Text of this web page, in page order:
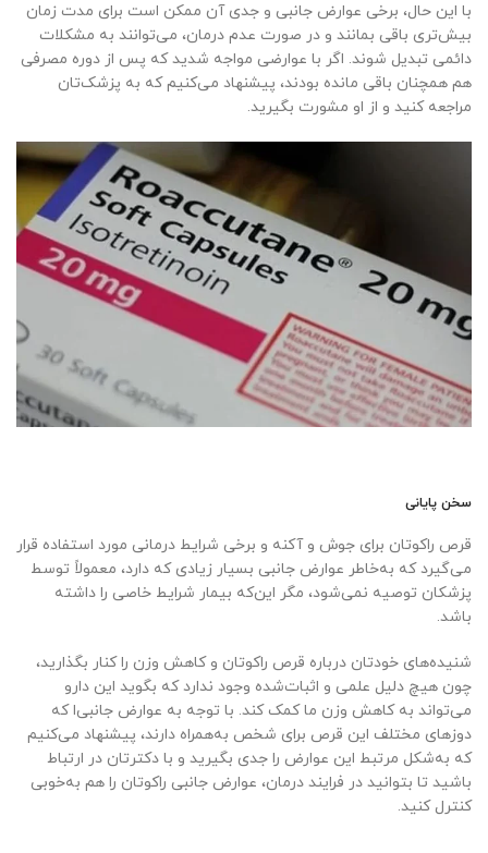
با این حال، برخی عوارض جانبی و جدی آن ممکن است برای مدت زمان
بیش‌تری باقی بمانند و در صورت عدم درمان، می‌توانند به مشکلات
دائمی تبدیل شوند. اگر با عوارضی مواجه شدید که پس از دوره مصرفی
هم همچنان باقی مانده بودند، پیشنهاد می‌کنیم که به پزشک‌تان
مراجعه کنید و از او مشورت بگیرید.
سخن پایانی
قرص راکوتان برای جوش و آکنه و برخی شرایط درمانی مورد استفاده قرار
می‌گیرد که به‌خاطر عوارض جانبی بسیار زیادی که دارد، معمولاً توسط
پزشکان توصیه نمی‌شود، مگر این‌که بیمار شرایط خاصی را داشته
باشد.
شنیده‌های خودتان درباره قرص راکوتان و کاهش وزن را کنار بگذارید،
چون هیچ دلیل علمی و اثبات‌شده‌ وجود ندارد که بگوید این دارو
می‌تواند به کاهش وزن ما کمک کند. با توجه به عوارض جانبی‌ا که
دوزهای مختلف این قرص برای شخص به‌همراه دارند، پیشنهاد می‌کنیم
که به‌شکل مرتبط این عوارض را جدی بگیرید و با دکترتان در ارتباط
باشید تا بتوانید در فرایند درمان، عوارض جانبی راکوتان را هم به‌خوبی
کنترل کنید.